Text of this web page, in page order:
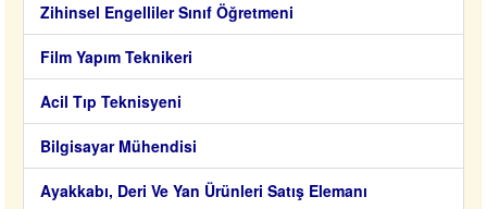
Zihinsel Engelliler Sınıf Öğretmeni
Film Yapım Teknikeri
Acil Tıp Teknisyeni
Bilgisayar Mühendisi
Ayakkabı, Deri Ve Yan Ürünleri Satış Elemanı